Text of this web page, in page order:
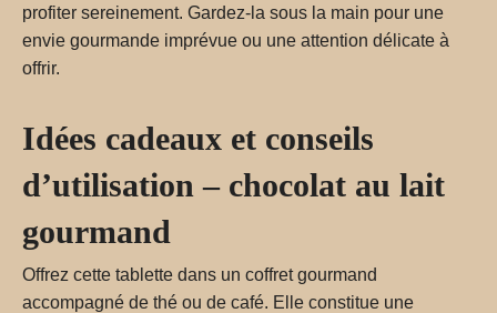
profiter sereinement. Gardez-la sous la main pour une
envie gourmande imprévue ou une attention délicate à
offrir.
Idées cadeaux et conseils
d’utilisation – chocolat au lait
gourmand
Offrez cette tablette dans un coffret gourmand
accompagné de thé ou de café. Elle constitue une